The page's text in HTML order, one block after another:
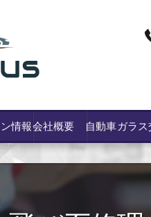
情報会社概要 自動車ガラ